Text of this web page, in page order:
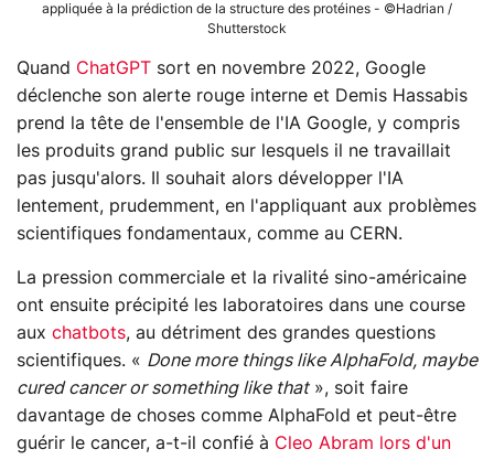
appliquée à la prédiction de la structure des protéines - ©Hadrian /
Shutterstock
Quand ChatGPT sort en novembre 2022, Google
déclenche son alerte rouge interne et Demis Hassabis
prend la tête de l'ensemble de l'IA Google, y compris
les produits grand public sur lesquels il ne travaillait
pas jusqu'alors. Il souhait alors développer l'IA
lentement, prudemment, en l'appliquant aux problèmes
scientifiques fondamentaux, comme au CERN.
La pression commerciale et la rivalité sino-américaine
ont ensuite précipité les laboratoires dans une course
aux chatbots, au détriment des grandes questions
scientifiques. « Done more things like AlphaFold, maybe
cured cancer or something like that», soit faire
davantage de choses comme AlphaFold et peut-être
guérir le cancer, a-t-il confié à Cleo Abram lors d'un